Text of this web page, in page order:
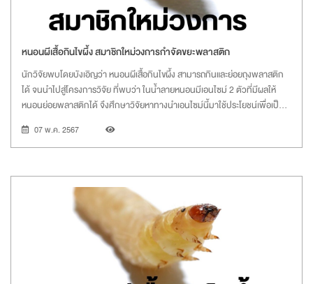
หนอนผีเสื้อกินไขผึ้ง สมาชิกใหม่วงการกำจัดขยะพลาสติก
นักวิจัยพบโดยบังเอิญว่า หนอนผีเสื้อกินไขผึ้ง สามารถกินและย่อยถุงพลาสติก
ได้ จนนำไปสู่โครงการวิจัย ที่พบว่า ในน้ำลายหนอนมีเอนไซม์ 2 ตัวที่มีผลให้
หนอนย่อยพลาสติกได้ จึงศึกษาวิจัยหาทางนำเอนไซม์นี้มาใช้ประโยชน์เพื่อเป็น
07 พ.ค. 2567